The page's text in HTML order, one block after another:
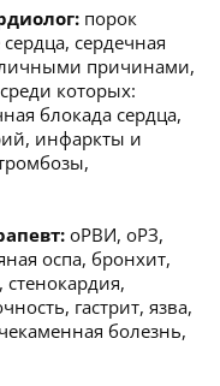
порок
сердечная
причинами,
которых:
блокада сердца,
инфаркты и
оРВИ, оРЗ,
оспа, бронхит,
гастрит, язва,
болезнь,